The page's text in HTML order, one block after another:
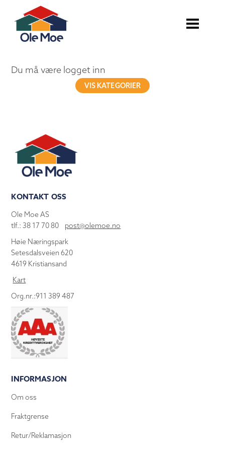
Du må være logget inn
VIS KATEGORIER
KONTAKT OSS
Ole Moe AS
tlf.: 38 17 70 80 post@olemoe.no
Høie Næringspark
Setesdalsveien 620
4619 Kristiansand
Kart
Org.nr.:911 389 487
INFORMASJON
Om oss
Fraktgrense
Retur/Reklamasjon